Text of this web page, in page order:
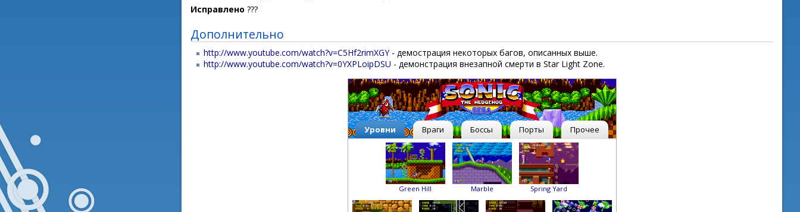
Исправлено ???
Дополнительно
http://www.youtube.com/watch?v=C5Hf2rimXGY- демострация некоторых багов, описанных выше.
http://www.youtube.com/watch?v=0YXPLoipDSU - демонстрация внезапной смерти в Star Light Zone.
Уровни Враги Боссы Порты Прочее
Green Hill Marble Spring Yard